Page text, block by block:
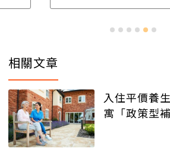
相關文章
入住平價養
寓「政策型